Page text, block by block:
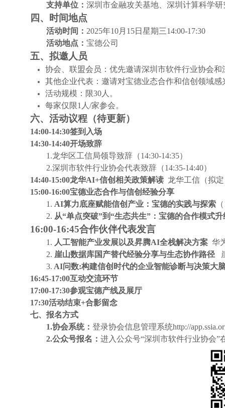
支持单位： 深圳市金融攻关基地、深圳计算科学研
四、时间地点
活动时间： 2025年10月15日星期三14:00-17:30
活动地点： 宝德公司
五、拟邀人员
协会、联盟会员：优先邀请深圳市软件行业协会
其他企业代表：邀请对宝德业态合作和信创领域感
活动规模：限30人。
每家仅限1人/家参会。
六、活动议程（待更新）
14:00-14:30签到入场
14:30-14:40开场致辞
1.龙华区工信局领导致辞（14:30-14:35）
2.深圳市软件行业协会代表致辞（14:35-14:40）
14:40-15:00龙华AI+信创相关政策解读 龙华工信（拟
15:00-16:00宝德业态合作与信创经验分享
1. AI算力底座赋能信创产业：宝德的实践与探索
2. 从“单点突破”到“生态共生”：宝德的合作模式升
16:00-16:45合作伙伴代表发言
1. 人工智能产业发展以及昇腾AI全栈解决方案 华
2. 崖山数据库国产替代经验分享与生态协作路径
3. AI问数:构建信创时代的企业智能诊断与决策大
16:45-17:00互动交流环节
17:00-17:30参观宝德产线及展厅
17:30活动结束+合影留念
七、报名方式
1.协会系统： 登录协会信息管理系统http://
2.公众号报名： 进入公众号“深圳市软件行业协会”